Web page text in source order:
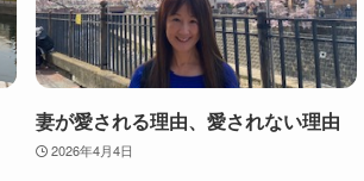
妻が愛される理由、愛されない理由
2026年4月4日